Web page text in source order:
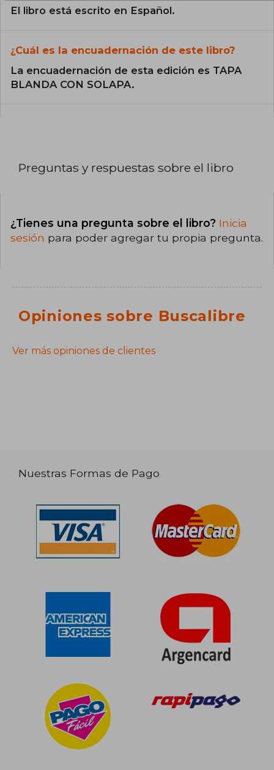
El libro está escrito en Español.
¿Cuál es la encuadernación de este libro?
La encuadernación de esta edición es TAPA
BLANDA CON SOLAPA.
Preguntas y respuestas sobre el libro
¿Tienes una pregunta sobre el libro? Inicia
sesión para poder agregar tu propia pregunta.
Opiniones sobre Buscalibre
Ver más opiniones de clientes
Nuestras Formas de Pago